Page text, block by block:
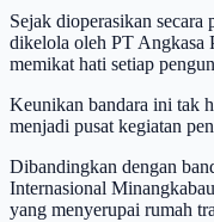
Sejak dioperasikan secara
dikelola oleh PT Angkasa
memikat hati setiap
Keunikan bandara ini tak
menjadi pusat kegiatan
Dibandingkan dengan
Internasional
yang menyerupai rumah